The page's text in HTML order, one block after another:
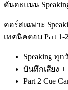
ดันคะแนน
คอร์สเฉพาะ
เทคนิคตอบ Part 1-
Speaking ทุก
บันทึกเสียง +
Part 2 Cue